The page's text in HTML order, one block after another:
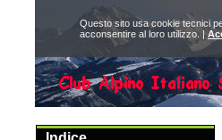
Questo sito usa cookie tecnici
acconsentire al loro utilizzo. |